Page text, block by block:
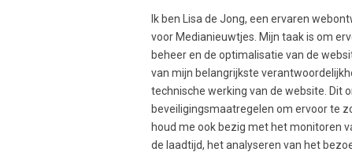
Ik ben Lisa de Jong, een ervaren
voor Medianieuwtjes. Mijn taak is om
beheer en de optimalisatie van de
van mijn belangrijkste
technische werking van de website. Dit
beveiligingsmaatregelen om ervoor te
houd me ook bezig met het monitoren
de laadtijd, het analyseren van het